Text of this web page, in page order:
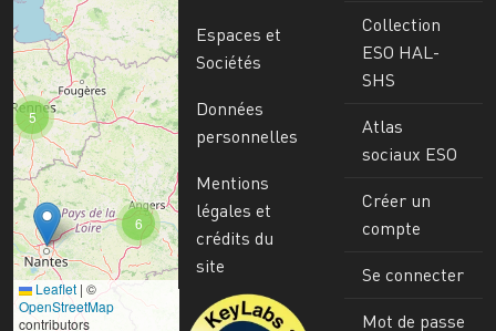
6
5
Leaflet | ©
OpenStreetMap
contributors
Espaces et
Sociétés
Données
personnelles
Mentions
légales et
crédits du
site
Image
Collection
ESO HAL-
SHS
Atlas
sociaux ESO
Créer un
compte
Se connecter
Mot de passe